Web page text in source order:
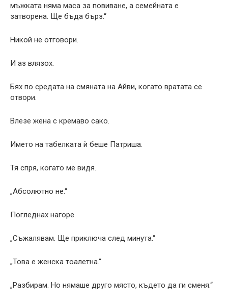
мъжката няма маса за повиване, а семейната е
затворена. Ще бъда бърз.“
Никой не отговори.
И аз влязох.
Бях по средата на смяната на Айви, когато вратата се
отвори.
Влезе жена с кремаво сако.
Името на табелката ѝ беше Патриша.
Тя спря, когато ме видя.
„Абсолютно не.“
Погледнах нагоре.
„Съжалявам. Ще приключа след минута.“
„Това е женска тоалетна.“
„Разбирам. Но нямаше друго място, където да ги сменя.“